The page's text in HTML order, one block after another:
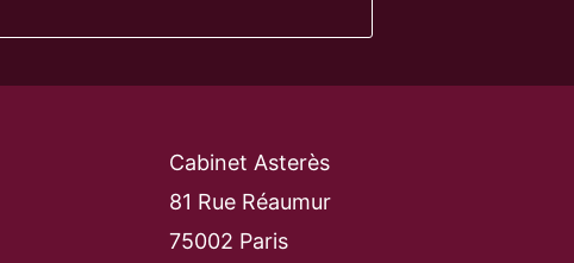
Cabinet Asterès
81 Rue Réaumur
75002 Paris